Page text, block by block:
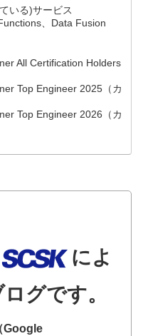
いる)サービス
、Data Fusion
All Certification Holders
Top Engineer 2025（カ
Top Engineer 2026（カ
によ
グです。
Google